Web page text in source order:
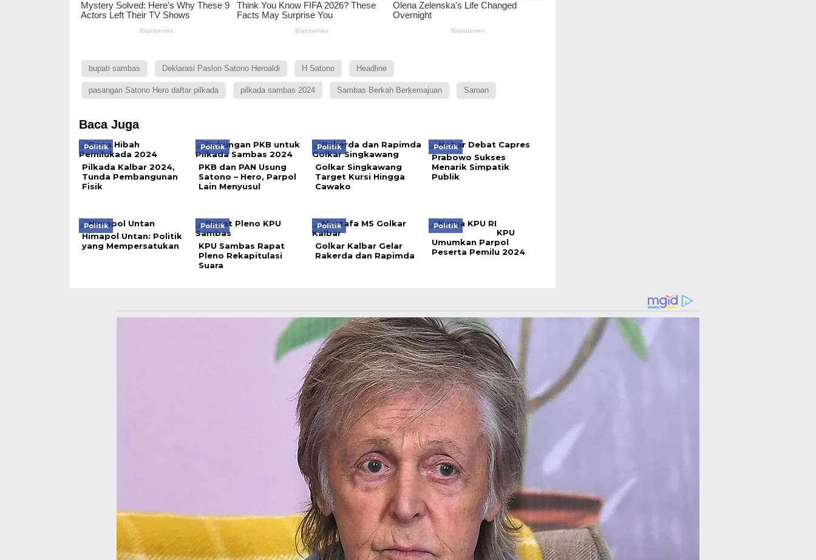
bupati sambas Deklarasi Paslon Satono Heroaldi H Satono Headline
pasangan Satono Hero daftar pilkada pilkada sambas 2024 Sambas Berkah Berkemajuan Saroan
Baca Juga
Politik
Pilkada Kalbar 2024,
Tunda Pembangunan
Fisik
Politik
PKB dan PAN Usung
Satono – Hero, Parpol
Lain Menyusul
Politik
Golkar Singkawang
Target Kursi Hingga
Cawako
Politik
Prabowo Sukses
Menarik Simpatik
Publik
Politik
Himapol Untan: Politik
yang Mempersatukan
Politik
KPU Sambas Rapat
Pleno Rekapitulasi
Suara
Politik
Golkar Kalbar Gelar
Rakerda dan Rapimda
Politik
KPU
Umumkan Parpol
Peserta Pemilu 2024